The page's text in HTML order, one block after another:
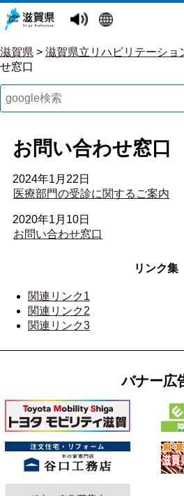
滋賀県 > 滋賀県立リハビリテーショ
せ窓口
お問い合わせ窓口
2024年1月22日
医療部門の受診に関するご案内
2020年1月10日
お問い合わせ窓口
リンク集
関連リンク1
関連リンク2
関連リンク3
バナー広